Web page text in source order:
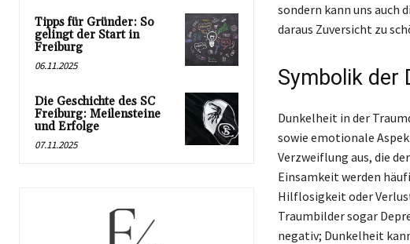
Tipps für Gründer: So
gelingt der Start in
Freiburg
06.11.2025
Die Geschichte des SC
Freiburg: Meilensteine
und Erfolge
07.11.2025
sondern kann uns auch
daraus Zuversicht zu
Symbolik der
Dunkelheit in der
sowie emotionale
Verzweiflung aus, die
Einsamkeit werden
Hilflosigkeit oder
Traumbilder sogar
negativ; Dunkelheit